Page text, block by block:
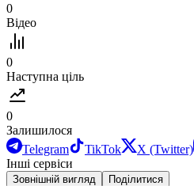
0
Відео
0
Наступна ціль
0
Залишилося
Telegram
TikTok X (Twitter)
Інші сервіси
Зовнішній вигляд Поділитися